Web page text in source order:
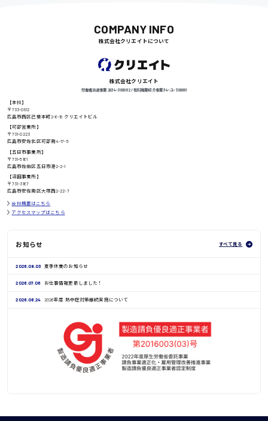
鳥取県
日給8000円〜
COMPANY INFO
株式会社クリエイトについて
株式会社クリエイト
労働者派遣事業 派34-300062 / 有料職業紹介事業 34-ユ-300091
【本社】
〒733-0812
広島市西区己斐本町2-6-18 クリエイトビル
【可部営業所】
〒731-0223
広島市安佐北区可部南4-17-5
【五日市事業所】
〒731-5161
広島市佐伯区五日市港2-2-1
【沼田事業所】
〒731-3167
広島市安佐南区大塚西2-22-7
会社概要はこちら
アクセスマップはこちら
お知らせ すべて見る
2026.08.03 夏季休業のお知らせ
2026.07.06 お仕事情報更新しました！
2026.06.24 2026年度 熱中症対策継続実施について